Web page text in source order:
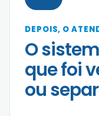
DEPOIS, O
O
que foi
ou